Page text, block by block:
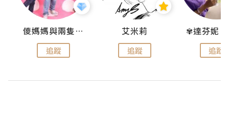
儍媽媽與兩隻小魔怪之家
追蹤
艾米莉
追蹤 追蹤